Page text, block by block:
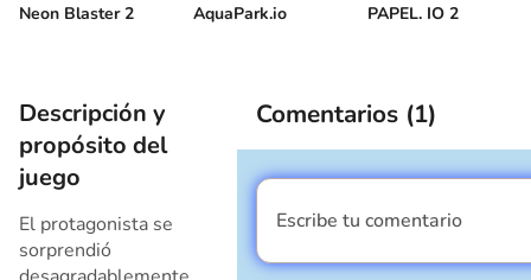
Neon Blaster 2 AquaPark.io PAPEL. IO 2
Descripción y
propósito del
juego
El protagonista se
sorprendió
Comentarios (1)
Escribe tu comentario
Soy un chico